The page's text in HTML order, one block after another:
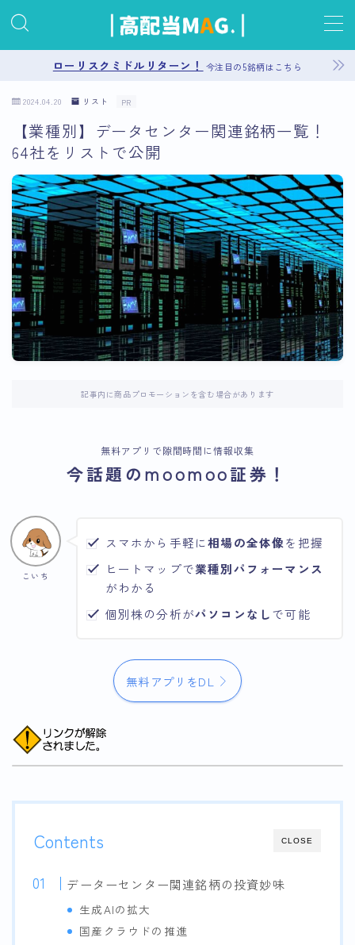
お問い合わせ
プライバシーポリシー
運営者情報
サイトマップ
ローリスクミドルリターン！ 今注目の5銘柄はこちら
2024.04.20 リスト PR
【業種別】データセンター関連銘柄一覧！
64社をリストで公開
記事内に商品プロモーションを含む場合があります
無料アプリで隙間時間に情報収集
今話題のmoomoo証券！
こいち
スマホから手軽に相場の全体像を把握
ヒートマップで業種別パフォーマンス
がわかる
個別株の分析がパソコンなしで可能
無料アプリをDL
CLOSE
Contents
データーセンター関連銘柄の投資妙味
生成AIの拡大
国産クラウドの推進